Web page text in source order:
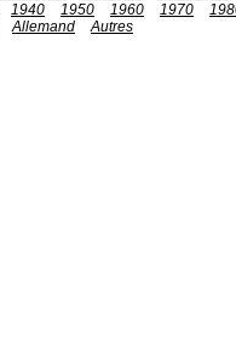
1940 1950 1960 1970
Allemand
Autres